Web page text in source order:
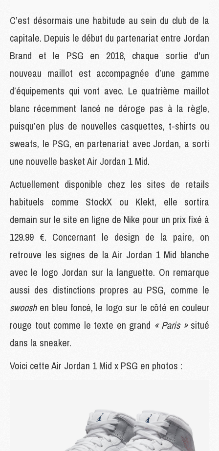
C’est désormais une habitude au sein du club de la
capitale. Depuis le début du partenariat entre Jordan
Brand et le PSG en 2018, chaque sortie d'un
nouveau maillot est accompagnée d’une gamme
d’équipements qui vont avec. Le quatrième maillot
blanc récemment lancé ne déroge pas à la règle,
puisqu’en plus de nouvelles casquettes, t-shirts ou
sweats, le PSG, en partenariat avec Jordan, a sorti
une nouvelle basket Air Jordan 1 Mid.
Actuellement disponible chez les sites de retails
habituels comme StockX ou Klekt, elle sortira
demain sur le site en ligne de Nike pour un prix fixé à
129.99 €. Concernant le design de la paire, on
retrouve les signes de la Air Jordan 1 Mid blanche
avec le logo Jordan sur la languette. On remarque
aussi des distinctions propres au PSG, comme le
swooshen bleu foncé, le logo sur le côté en couleur
rouge tout comme le texte en grand « Paris » situé
dans la sneaker.
Voici cette Air Jordan 1 Mid x PSG en photos :